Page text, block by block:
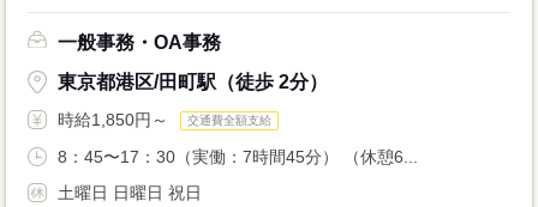
一般事務・OA事務
東京都港区/田町駅（徒歩 2分）
時給1,850円～ 交通費全額支給
8：45〜17：30（実働：7時間45分） （休憩6...
土曜日 日曜日 祝日